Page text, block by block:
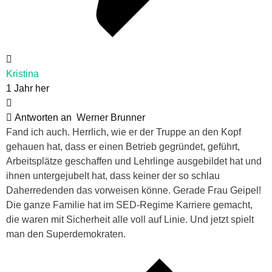
Kristina
1 Jahr her
Antworten an Werner Brunner
Fand ich auch. Herrlich, wie er der Truppe an den Kopf
gehauen hat, dass er einen Betrieb gegründet, geführt,
Arbeitsplätze geschaffen und Lehrlinge ausgebildet hat und
ihnen untergejubelt hat, dass keiner der so schlau
Daherredenden das vorweisen könne. Gerade Frau Geipel!
Die ganze Familie hat im SED-Regime Karriere gemacht,
die waren mit Sicherheit alle voll auf Linie. Und jetzt spielt
man den Superdemokraten.